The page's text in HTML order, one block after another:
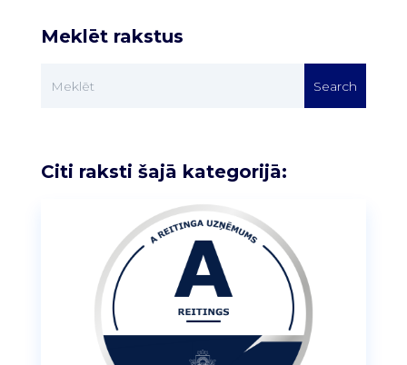
Meklēt rakstus
Citi raksti šajā kategorijā: